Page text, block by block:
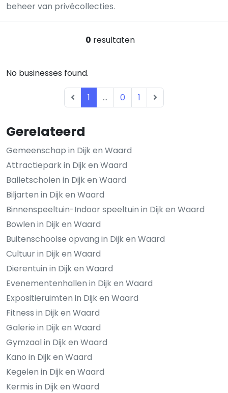
beheer van privécollecties.
Gerelateerd
Gemeenschap in Dijk en Waard
Attractiepark in Dijk en Waard
Balletscholen in Dijk en Waard
Biljarten in Dijk en Waard
Binnenspeeltuin-Indoor speeltuin in Dijk en Waard
Bowlen in Dijk en Waard
Buitenschoolse opvang in Dijk en Waard
Cultuur in Dijk en Waard
Dierentuin in Dijk en Waard
Evenementenhallen in Dijk en Waard
Expositieruimten in Dijk en Waard
Fitness in Dijk en Waard
Galerie in Dijk en Waard
Gymzaal in Dijk en Waard
Kano in Dijk en Waard
Kegelen in Dijk en Waard
Kermis in Dijk en Waard
0 resultaten
No businesses found.
1 ... 0 1